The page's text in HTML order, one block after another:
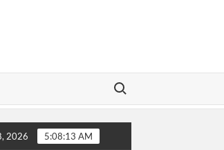
Search for:
Marca Girona
2026 5:08:13 AM